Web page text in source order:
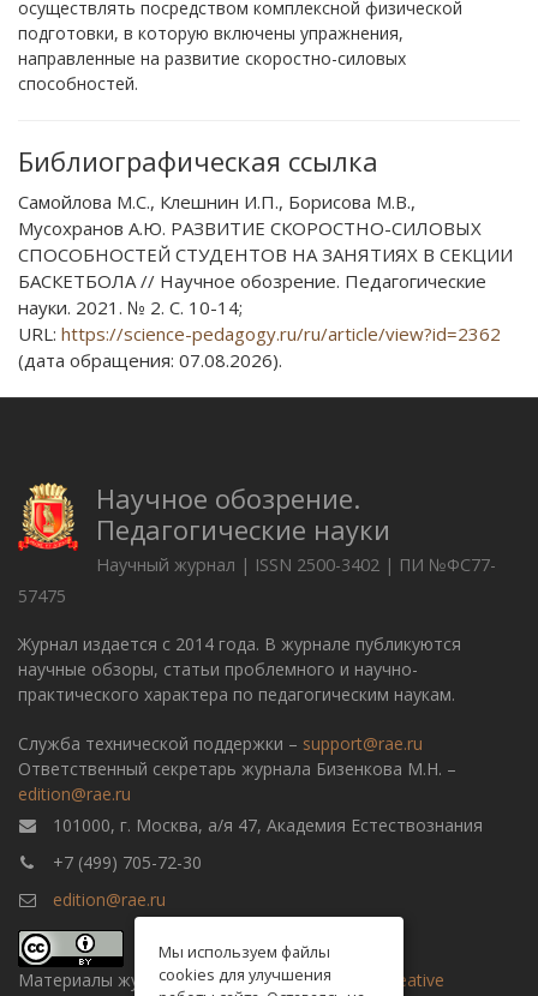
осуществлять посредством комплексной физической
подготовки, в которую включены упражнения,
направленные на развитие скоростно-силовых
способностей.
Библиографическая ссылка
Самойлова М.С., Клешнин И.П., Борисова М.В.,
Мусохранов А.Ю. РАЗВИТИЕ СКОРОСТНО-СИЛОВЫХ
СПОСОБНОСТЕЙ СТУДЕНТОВ НА ЗАНЯТИЯХ В СЕКЦИИ
БАСКЕТБОЛА // Научное обозрение. Педагогические
науки. 2021. № 2. С. 10-14;
URL: https://science-pedagogy.ru/ru/article/view?id=2362
(дата обращения: 07.08.2026).
Научное обозрение.
Педагогические науки
Научный журнал | ISSN 2500-3402 | ПИ №ФС77-
57475
Журнал издается с 2014 года. В журнале публикуются
научные обзоры, статьи проблемного и научно-
практического характера по педагогическим наукам.
Служба технической поддержки – support@rae.ru
Ответственный секретарь журнала Бизенкова М.Н. –
edition@rae.ru
101000, г. Москва, а/я 47, Академия Естествознания
+7 (499) 705-72-30
edition@rae.ru
Материалы журнала доступны полицензии Creative
Мы используем файлы
cookies для улучшения